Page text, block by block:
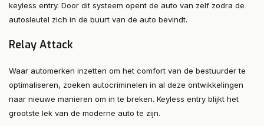
keyless entry. Door dit systeem opent de auto van zelf zodra de
autosleutel zich in de buurt van de auto bevindt.
Relay Attack
Waar automerken inzetten om het comfort van de bestuurder te
optimaliseren, zoeken autocriminelen in al deze ontwikkelingen
naar nieuwe manieren om in te breken. Keyless entry blijkt het
grootste lek van de moderne auto te zijn.